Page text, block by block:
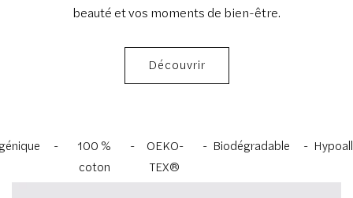
beauté et vos moments de bien-être.
Découvrir
100 %
coton
premium
OEKO-
TEX®
Standard
Biodégradable